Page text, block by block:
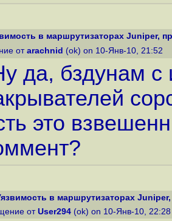
в маршрутизаторах Juniper,
от arachnid (ok) on 10-Янв-10, 21:52
да, бздунам
это
в маршрутизаторах
от User294 (ok) on 10-Янв-10,